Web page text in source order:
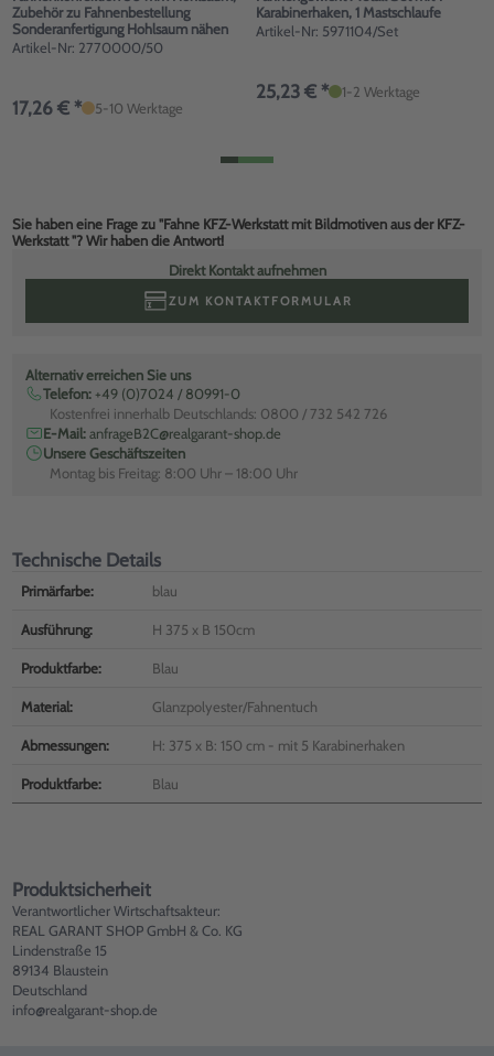
Zubehör zu Fahnenbestellung
Sonderanfertigung Hohlsaum nähen
Artikel-Nr: 2770000/50
17,26 € * 5-10 Werktage
Karabinerhaken, 1 Mastschlaufe
Artikel-Nr: 5971104/Set
25,23 € * 1-2 Werktage
Sie haben eine Frage zu "Fahne KFZ-Werkstatt mit Bildmotiven aus der KFZ-
Werkstatt "? Wir haben die Antwort!
Direkt Kontakt aufnehmen
ZUM KONTAKTFORMULAR
Alternativ erreichen Sie uns
Telefon: +49 (0)7024 / 80991-0
Kostenfrei innerhalb Deutschlands: 0800 / 732 542 726
E-Mail:anfrageB2C@realgarant-shop.de
Unsere Geschäftszeiten
Montag bis Freitag: 8:00 Uhr – 18:00 Uhr
Technische Details
Primärfarbe: blau
Ausführung: H 375 x B 150cm
Produktfarbe: Blau
Material: Glanzpolyester/Fahnentuch
Abmessungen: H: 375 x B: 150 cm - mit 5 Karabinerhaken
Produktfarbe: Blau
Produktsicherheit
Verantwortlicher Wirtschaftsakteur:
REAL GARANT SHOP GmbH & Co. KG
Lindenstraße 15
89134 Blaustein
Deutschland
info@realgarant-shop.de